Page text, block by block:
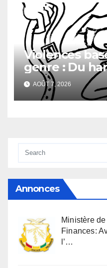
Générale du
Violences
genre : Du
sexuel
AOÛT 7, 2026
Annonces
Ministère
Finances:
l’…